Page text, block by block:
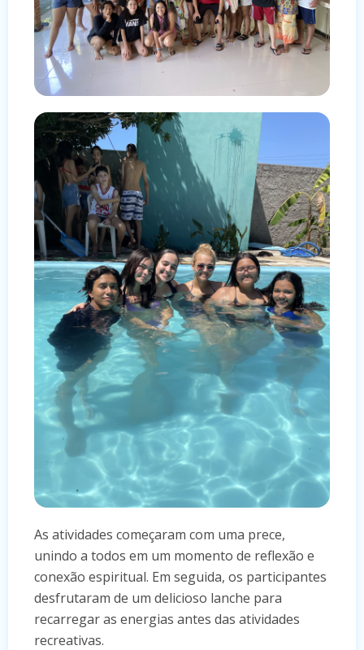
As atividades começaram com uma prece,
unindo a todos em um momento de reflexão e
conexão espiritual. Em seguida, os participantes
desfrutaram de um delicioso lanche para
recarregar as energias antes das atividades
recreativas.